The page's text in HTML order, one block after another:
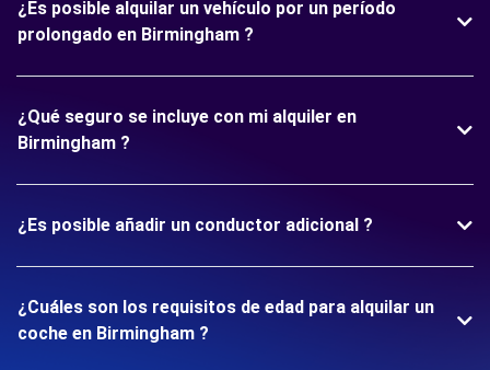
¿Es posible alquilar un vehículo por un período
prolongado en Birmingham ?
¿Qué seguro se incluye con mi alquiler en
Birmingham ?
¿Es posible añadir un conductor adicional ?
¿Cuáles son los requisitos de edad para alquilar un
coche en Birmingham ?